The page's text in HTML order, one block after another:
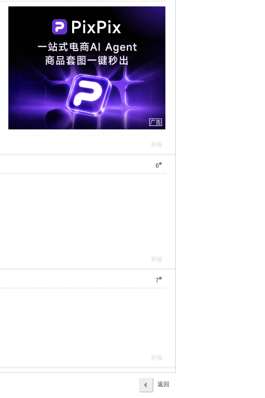
举报
6#
举报
7#
举报
返回